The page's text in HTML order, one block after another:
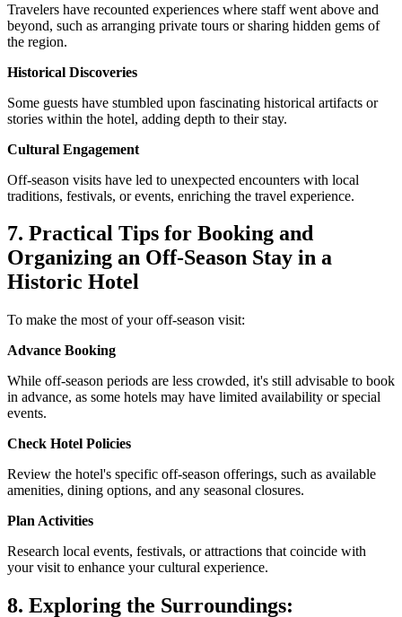
Travelers have recounted experiences where staff went above and
beyond, such as arranging private tours or sharing hidden gems of
the region.
Historical Discoveries
Some guests have stumbled upon fascinating historical artifacts or
stories within the hotel, adding depth to their stay.
Cultural Engagement
Off-season visits have led to unexpected encounters with local
traditions, festivals, or events, enriching the travel experience.
7. Practical Tips for Booking and
Organizing an Off-Season Stay in a
Historic Hotel
To make the most of your off-season visit:
Advance Booking
While off-season periods are less crowded, it's still advisable to book
in advance, as some hotels may have limited availability or special
events.
Check Hotel Policies
Review the hotel's specific off-season offerings, such as available
amenities, dining options, and any seasonal closures.
Plan Activities
Research local events, festivals, or attractions that coincide with
your visit to enhance your cultural experience.
8. Exploring the Surroundings: